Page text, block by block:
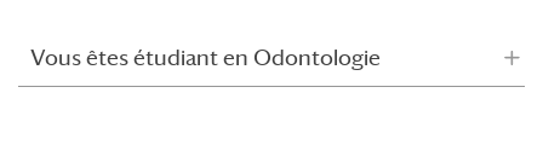
Vous êtes étudiant en Odontologie